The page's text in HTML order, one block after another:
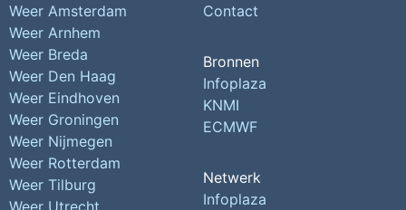
Weer Amsterdam
Weer Arnhem
Weer Breda
Weer Den Haag
Weer Eindhoven
Weer Groningen
Weer Nijmegen
Weer Rotterdam
Weer Tilburg
Contact
Bronnen
Infoplaza
KNMI
ECMWF
Netwerk
Infoplaza